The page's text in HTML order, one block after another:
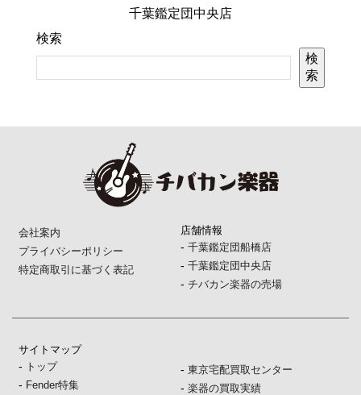
千葉鑑定団中央店
検索
検
索
会社案内
プライバシーポリシー
特定商取引に基づく表記
店舗情報
- 千葉鑑定団船橋店
- 千葉鑑定団中央店
- チバカン楽器の売場
サイトマップ
- トップ
- Fender特集
- 東京宅配買取センター
- 楽器の買取実績